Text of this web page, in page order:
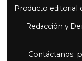
Producto editorial
Redacción y
Contáctanos: